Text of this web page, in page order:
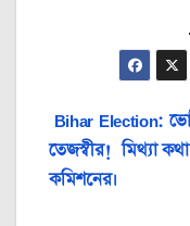
Post
navigation
Bihar Election:
তেজস্বীর! মিথ্যা
কমিশনের।